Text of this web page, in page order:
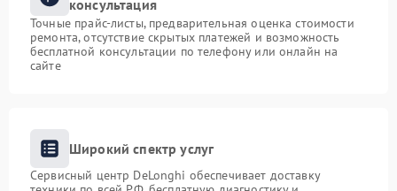
консультация
Точные прайс-листы, предварительная оценка стоимости
ремонта, отсутствие скрытых платежей и возможность
бесплатной консультации по телефону или онлайн на
сайте
Широкий спектр услуг
Сервисный центр DeLonghi обеспечивает доставку